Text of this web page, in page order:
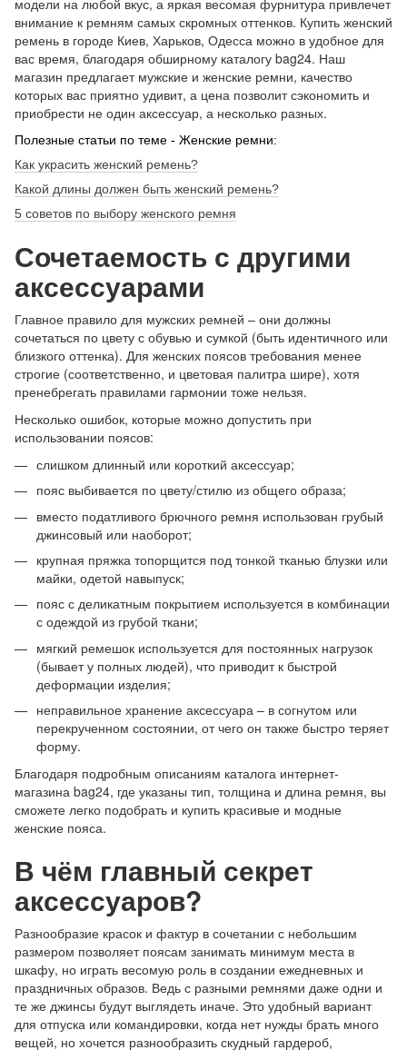
внимание к ремням самых скромных оттенков. Купить женский
ремень в городе Киев, Харьков, Одесса можно в удобное для
вас время, благодаря обширному каталогу bag24. Наш
магазин предлагает мужские и женские ремни, качество
которых вас приятно удивит, а цена позволит сэкономить и
приобрести не один аксессуар, а несколько разных.
Полезные статьи по теме - Женские ремни:
Как украсить женский ремень?
Какой длины должен быть женский ремень?
5 советов по выбору женского ремня
Сочетаемость с другими
аксессуарами
Главное правило для мужских ремней – они должны
сочетаться по цвету с обувью и сумкой (быть идентичного или
близкого оттенка). Для женских поясов требования менее
строгие (соответственно, и цветовая палитра шире), хотя
пренебрегать правилами гармонии тоже нельзя.
Несколько ошибок, которые можно допустить при
использовании поясов:
слишком длинный или короткий аксессуар;
пояс выбивается по цвету/стилю из общего образа;
вместо податливого брючного ремня использован грубый
джинсовый или наоборот;
крупная пряжка топорщится под тонкой тканью блузки или
майки, одетой навыпуск;
пояс с деликатным покрытием используется в комбинации
с одеждой из грубой ткани;
мягкий ремешок используется для постоянных нагрузок
(бывает у полных людей), что приводит к быстрой
деформации изделия;
неправильное хранение аксессуара – в согнутом или
перекрученном состоянии, от чего он также быстро теряет
форму.
Благодаря подробным описаниям каталога интернет-
магазина bag24, где указаны тип, толщина и длина ремня, вы
сможете легко подобрать и купить красивые и модные
женские пояса.
В чём главный секрет
аксессуаров?
Разнообразие красок и фактур в сочетании с небольшим
размером позволяет поясам занимать минимум места в
шкафу, но играть весомую роль в создании ежедневных и
праздничных образов. Ведь с разными ремнями даже одни и
те же джинсы будут выглядеть иначе. Это удобный вариант
для отпуска или командировки, когда нет нужды брать много
вещей, но хочется разнообразить скудный гардероб,